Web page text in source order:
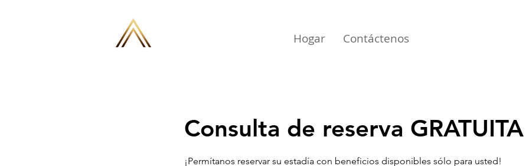
Hogar Contáctenos
Consulta de reserva GRATUITA
¡Permítanos reservar su estadía con beneficios disponibles sólo para usted!